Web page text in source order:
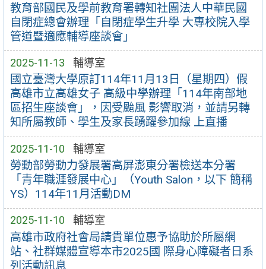
教育部國民及學前教育署轉知社團法人中華民國
自閉症總會辦理「自閉症學生升學 大專校院入學
管道暨適應輔導座談會」
2025-11-13 輔導室
國立臺灣大學原訂114年11月13日（星期四）假
高雄市立高雄女子 高級中學辦理「114年南部地
區招生座談會」，因受颱風 影響取消，並請另轉
知所屬教師、學生及家長踴躍參加線 上直播
2025-11-10 輔導室
勞動部勞動力發展署高屏澎東分署檢送本分署
「青年職涯發展中心」（Youth Salon，以下 簡稱
YS）114年11月活動DM
2025-11-10 輔導室
高雄市政府社會局請貴單位惠予協助於所屬網
站、社群媒體宣導本市2025國 際身心障礙者日系
列活動訊息